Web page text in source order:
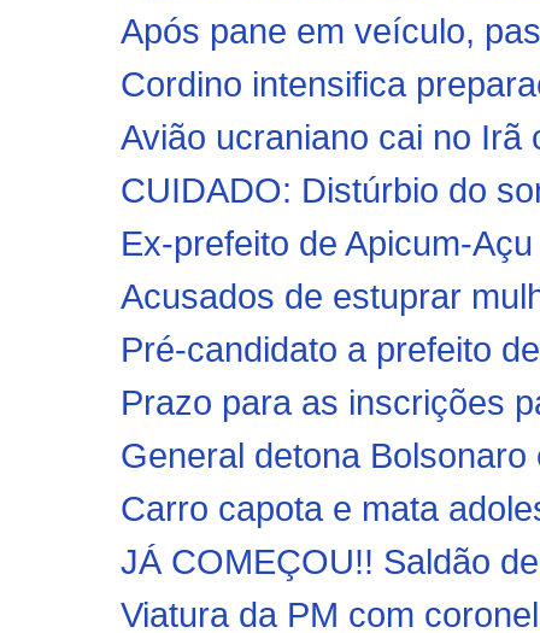
Após pane em veículo,
Cordino intensifica
Avião ucraniano cai no
CUIDADO: Distúrbio do
Ex-prefeito de Apicum-
Acusados de estuprar
Pré-candidato a prefeito
Prazo para as inscrições
General detona
Carro capota e mata
JÁ COMEÇOU!! Saldão
Viatura da PM com